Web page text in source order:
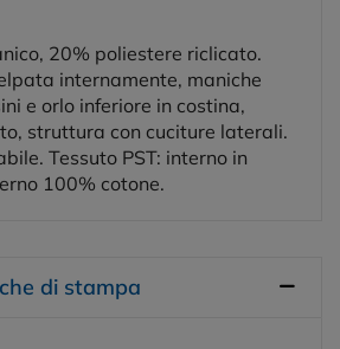
20% poliestere riclicato.
internamente, maniche
e orlo inferiore in costina,
struttura con cuciture laterali.
Tessuto PST: interno in
100% cotone.
di stampa